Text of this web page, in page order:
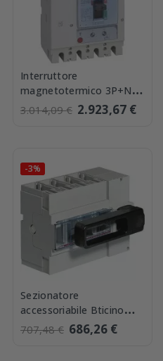
Interruttore
magnetotermico 3P+N
630A 36kA Bticino
MEGATIKER T744F630
3.014,09 € 2.923,67 €
-3%
Sezionatore
accessoriabile Bticino
MEGASWITCH 4 Poli 250A
T7234WF/250B
707,48 € 686,26 €